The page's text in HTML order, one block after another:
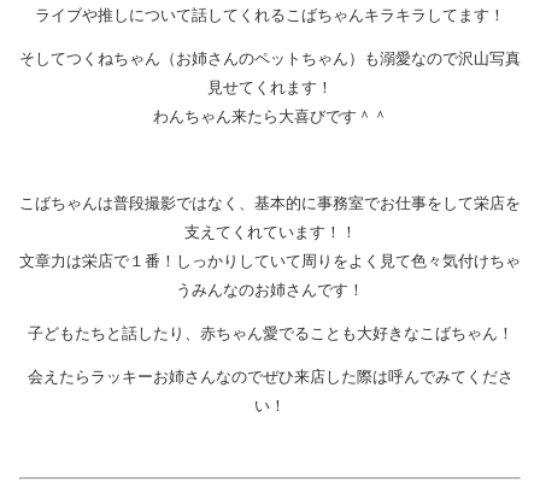
ライブや推しについて話してくれるこばちゃんキラキラしてます！
そしてつくねちゃん（お姉さんのペットちゃん）も溺愛なので沢山写真
見せてくれます！
わんちゃん来たら大喜びです＾＾
こばちゃんは普段撮影ではなく、基本的に事務室でお仕事をして栄店を
支えてくれています！！
文章力は栄店で１番！しっかりしていて周りをよく見て色々気付けちゃ
うみんなのお姉さんです！
子どもたちと話したり、赤ちゃん愛でることも大好きなこばちゃん！
会えたらラッキーお姉さんなのでぜひ来店した際は呼んでみてくださ
い！